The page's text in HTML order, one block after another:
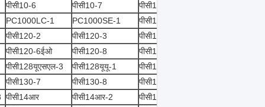
पीसी10-6
पीसी10-7
पीसी100-2
PC1000LC-1
PC1000SE-1
पीसी100यू-3
पीसी120-2
पीसी120-3
पीसी120-3के
पीसी120-6ईओ
पीसी120-8
पीसी1200
पीसी128यूएसएल-3
पीसी128यूयू-1
पीसी128यूयू-2
पीसी130-7
पीसी130-8
पीसी138यूएस-2-एई
पीसी14आर पीसी14आर-2
पीसी14आर-3